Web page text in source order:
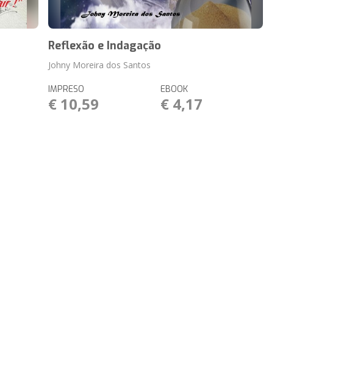
Reflexão e Indagação
Johny Moreira dos Santos
IMPRESO
€ 10,59
EBOOK
€ 4,17